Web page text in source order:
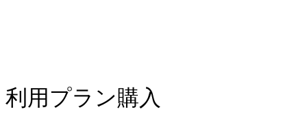
利用プラン購入